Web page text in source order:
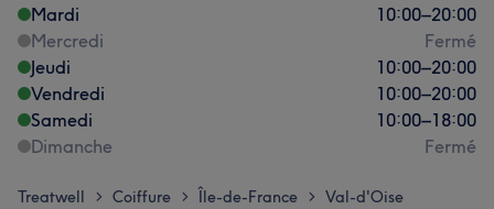
Mardi
10:00–20:00
Mercredi
Fermé
Jeudi
10:00–20:00
Vendredi
10:00–20:00
Samedi
10:00–18:00
Dimanche
Fermé
Treatwell > Coiffure > Île-de-France > Val-d'Oise